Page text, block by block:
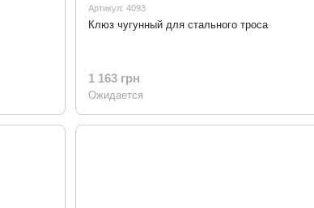
Артикул: 4093
Клюз чугунный для стального троса
1 163 грн
Ожидается